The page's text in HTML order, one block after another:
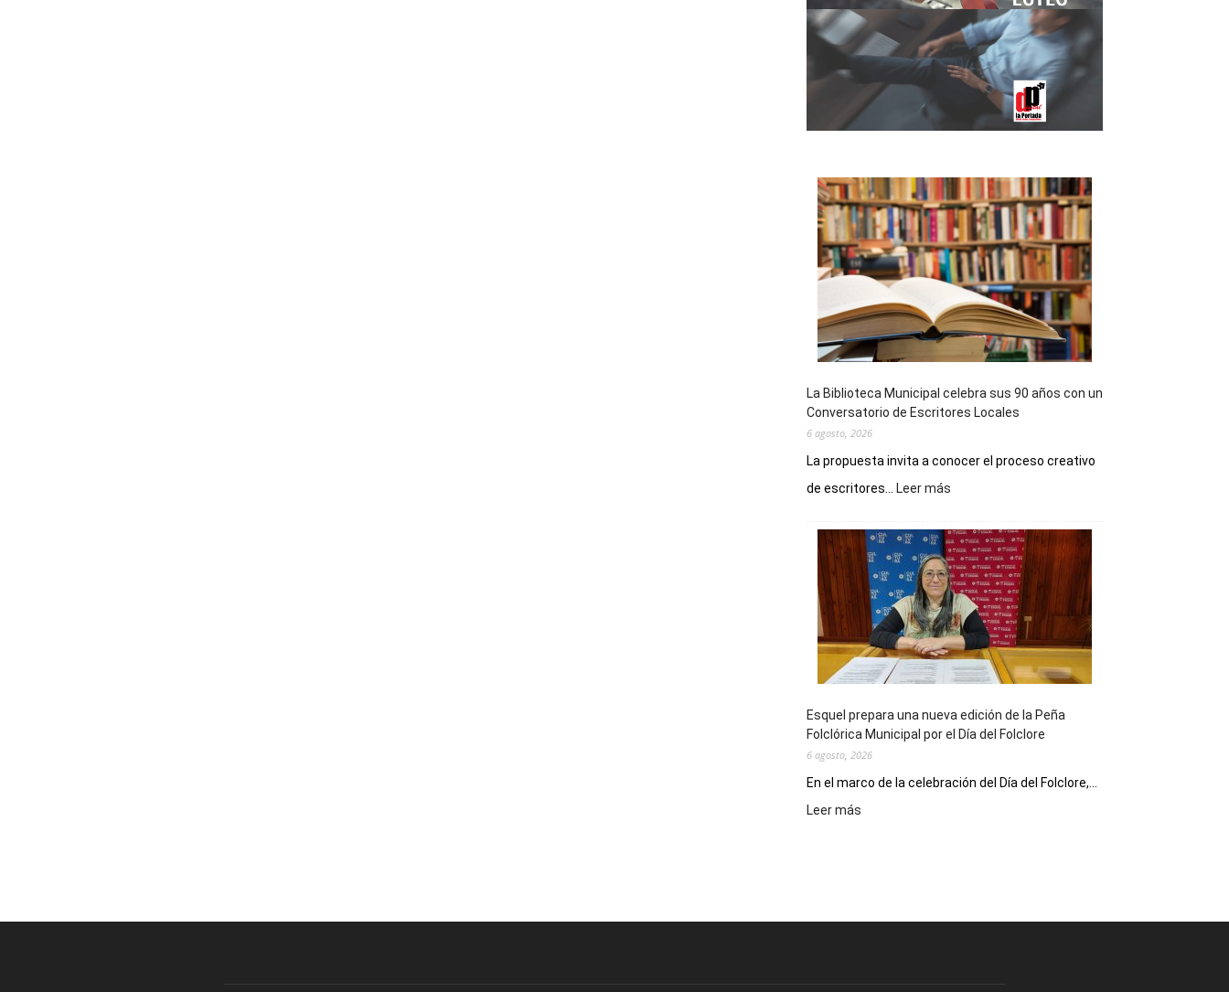
La Biblioteca Municipal celebra sus 90 años con un
Conversatorio de Escritores Locales
6 agosto, 2026
La propuesta invita a conocer el proceso creativo
de escritores...
Leer más
Municipal
celebra
sus
90
años
con
un
Conversatorio
Escritores
Locales
Esquel prepara una nueva edición de la Peña
Folclórica Municipal por el Día del Folclore
6 agosto, 2026
En el marco de la celebración del Día del Folclore,...
Leer más
de